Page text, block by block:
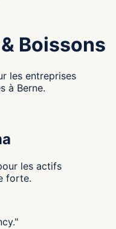
Boissons
les entreprises
à Berne.
les actifs
forte.
"